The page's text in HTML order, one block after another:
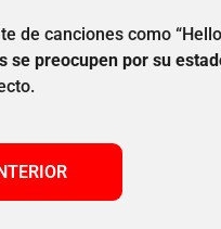
de canciones como
se preocupen por su